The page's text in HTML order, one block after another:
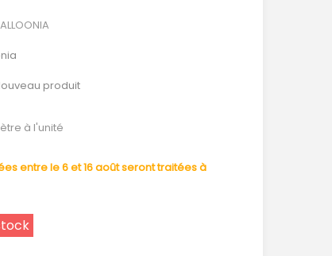
produit
à l'unité
entre le 6 et 16 août seront traitées à